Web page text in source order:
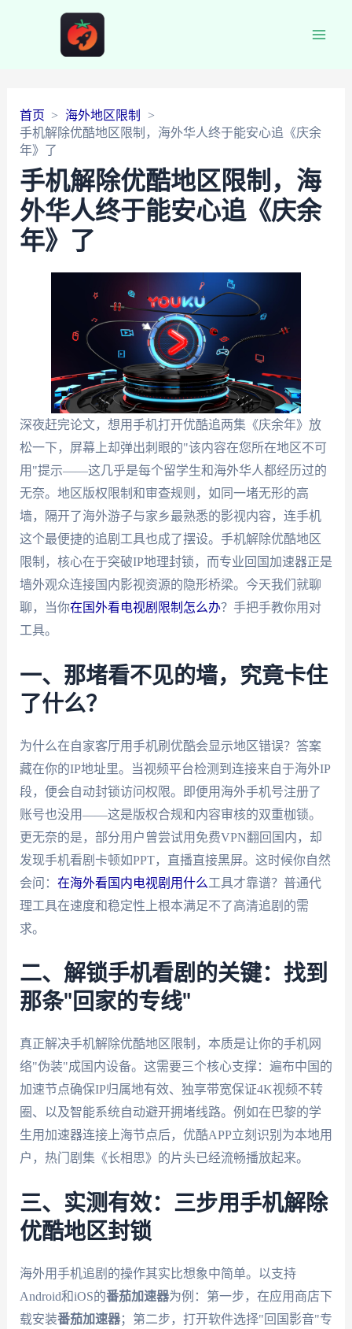
首页
海外地区限制
手机解除优酷地区限制，海外华人终于能安心追《庆余
年》了
手机解除优酷地区限制，海
外华人终于能安心追《庆余
年》了
深夜赶完论文，想用手机打开优酷追两集《庆余年》放
松一下，屏幕上却弹出刺眼的"该内容在您所在地区不可
用"提示——这几乎是每个留学生和海外华人都经历过的
无奈。地区版权限制和审查规则，如同一堵无形的高
墙，隔开了海外游子与家乡最熟悉的影视内容，连手机
这个最便捷的追剧工具也成了摆设。手机解除优酷地区
限制，核心在于突破IP地理封锁，而专业回国加速器正是
墙外观众连接国内影视资源的隐形桥梁。今天我们就聊
聊，当你在国外看电视剧限制怎么办？手把手教你用对
工具。
一、那堵看不见的墙，究竟卡住
了什么？
为什么在自家客厅用手机刷优酷会显示地区错误？答案
藏在你的IP地址里。当视频平台检测到连接来自于海外IP
段，便会自动封锁访问权限。即便用海外手机号注册了
账号也没用——这是版权合规和内容审核的双重枷锁。
更无奈的是，部分用户曾尝试用免费VPN翻回国内，却
发现手机看剧卡顿如PPT，直播直接黑屏。这时候你自然
会问： 在海外看国内电视剧用什么工具才靠谱？普通代
理工具在速度和稳定性上根本满足不了高清追剧的需
求。
二、解锁手机看剧的关键：找到
那条"回家的专线"
真正解决手机解除优酷地区限制，本质是让你的手机网
络"伪装"成国内设备。这需要三个核心支撑：遍布中国的
加速节点确保IP归属地有效、独享带宽保证4K视频不转
圈、以及智能系统自动避开拥堵线路。例如在巴黎的学
生用加速器连接上海节点后，优酷APP立刻识别为本地用
户，热门剧集《长相思》的片头已经流畅播放起来。
三、实测有效：三步用手机解除
优酷地区封锁
海外用手机追剧的操作其实比想象中简单。以支持
Android和iOS的番茄加速器为例：第一步，在应用商店下
载安装番茄加速器；第二步，打开软件选择"回国影音"专